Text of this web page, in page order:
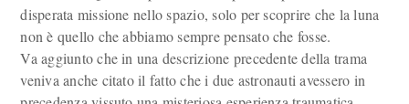
disperata missione nello spazio, solo per scoprire che la luna
non è quello che abbiamo sempre pensato che fosse.
Va aggiunto che in una descrizione precedente della trama
veniva anche citato il fatto che i due astronauti avessero in